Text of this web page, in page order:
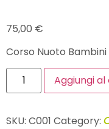
75,00 €
Corso Nuoto Bambini
Aggiungi
SKU: C001 Category: